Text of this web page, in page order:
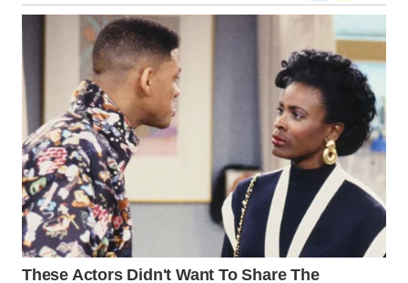
TOBA
WN
LANGKAT
WN
TAPANULI
SELATAN
WN